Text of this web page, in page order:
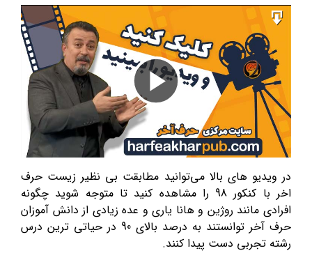
Play
Video
در ویدیو های بالا می‌توانید مطابقت بی نظیر زیست حرف
اخر با کنکور 98 را مشاهده کنید تا متوجه شوید چگونه
افرادی مانند روژین و هانا یاری و عده زیادی از دانش آموزان
حرف آخر توانستند به درصد بالای 90 در حیاتی ترین درس
رشته تجربی دست پیدا کنند.